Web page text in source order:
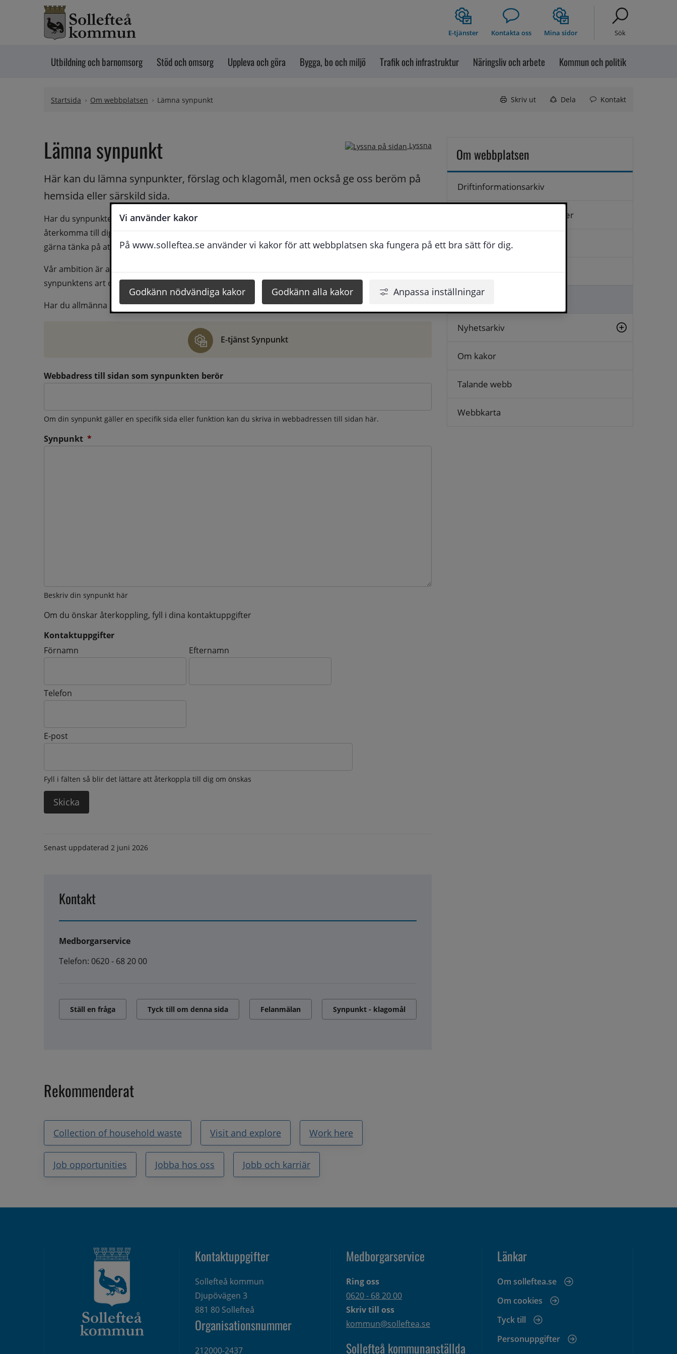
Vi använder kakor
På www.solleftea.se använder vi kakor för att webbplatsen ska fungera på ett bra sätt för dig.
Godkänn nödvändiga kakor Godkänn alla kakor Anpassa inställningar
Hoppa till innehåll
E-tjänster Kontakta oss Mina sidor Sök
Utbildning och barnomsorg Stöd och omsorg Uppleva och göra Bygga, bo och miljö Trafik och infrastruktur Näringsliv och arbete Kommun och politik
Startsida Om webbplatsen Lämna synpunkt Skriv ut Dela Kontakt
Lyssna
Lämna synpunkt
Här kan du lämna synpunkter, förslag och klagomål, men också ge oss beröm på
hemsida eller särskild sida.
Har du synpunkter på webbplatsen kan du skicka in dem via formuläret nedanför. Vill du att vi ska
återkomma till dig behöver du även fylla i dina kontaktuppgifter. När du skriver in din synpunkt får du
gärna tänka på att vara så tydlig som möjligt för att vi ska kunna hjälpa dig bättre.
Vår ambition är att besvara synpunkter så snart som möjligt, men svarstiden beror givetvis på
synpunktens art och omfång.
Har du allmänna synpunkter, klagomål eller beröm gör du det via e-tjänsten Synpunkt
E-tjänst Synpunkt
Webbadress till sidan som synpunkten berör
Om din synpunkt gäller en specifik sida eller funktion kan du skriva in webbadressen till sidan här.
Synpunkt *
Beskriv din synpunkt här
Om du önskar återkoppling, fyll i dina kontaktuppgifter
Kontaktuppgifter
Kontaktuppgifter
Förnamn Efternamn
Telefon
E-post
Fyll i fälten så blir det lättare att återkoppla till dig om önskas
Senast uppdaterad 2 juni 2026
Kontakt
Medborgarservice
Telefon: 0620 - 68 20 00
Ställ en fråga Tyck till om denna sida Felanmälan Synpunkt - klagomål
Rekommenderat
Collection of household waste Visit and explore Work here
Job opportunities Jobba hos oss Jobb och karriär
Om webbplatsen
Driftinformationsarkiv
Hantering av personuppgifter
Kontakta oss
Logga in
Lämna synpunkt
Nyhetsarkiv
Om kakor
Talande webb
Webbkarta
Kontaktuppgifter
Sollefteå kommun
Djupövägen 3
881 80 Sollefteå
Organisationsnummer
212000-2437
Medborgarservice
Ring oss
0620 - 68 20 00
Skriv till oss
kommun@solleftea.se
Sollefteå kommunanställda
Länkar
Om solleftea.se
Om cookies
Tyck till
Personuppgifter